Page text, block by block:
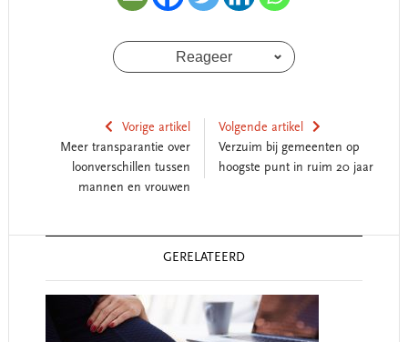
Reageer
Vorige artikel
Meer transparantie over
loonverschillen tussen
mannen en vrouwen
Volgende artikel
Verzuim bij gemeenten op
hoogste punt in ruim 20 jaar
GERELATEERD